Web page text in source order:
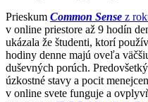
Prieskum Common Sense z
v online priestore až 9 hodín
ukázala že študenti, ktorí
hodiny denne majú oveľa
duševných porúch.
úzkostné stavy a pocit
v online svete funguje a